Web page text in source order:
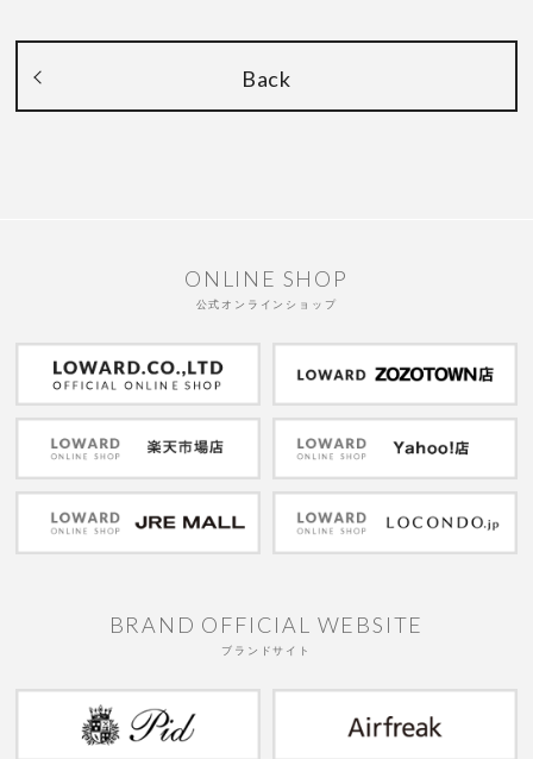
Back
ONLINE SHOP
公式オンラインショップ
BRAND OFFICIAL WEBSITE
ブランドサイト